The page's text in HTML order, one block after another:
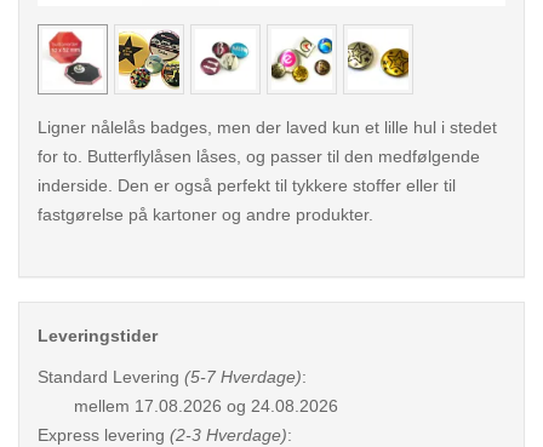
< /picture>
Ligner nålelås badges, men der laved kun et lille hul i stedet
for to. Butterflylåsen låses, og passer til den medfølgende
inderside. Den er også perfekt til tykkere stoffer eller til
fastgørelse på kartoner og andre produkter.
Leveringstider
Standard Levering (5-7 Hverdage):
mellem 17.08.2026 og 24.08.2026
Express levering (2-3 Hverdage):